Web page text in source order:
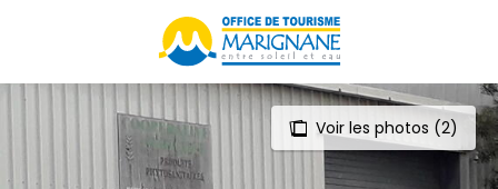
principal
Voir les photos (2)